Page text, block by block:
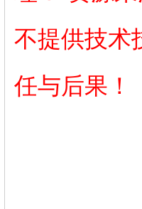
不提供技术
任与后果！